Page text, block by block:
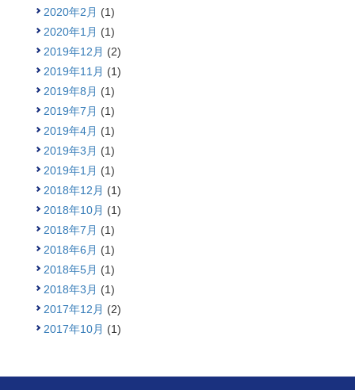
2020年2月 (1)
2020年1月 (1)
2019年12月 (2)
2019年11月 (1)
2019年8月 (1)
2019年7月 (1)
2019年4月 (1)
2019年3月 (1)
2019年1月 (1)
2018年12月 (1)
2018年10月 (1)
2018年7月 (1)
2018年6月 (1)
2018年5月 (1)
2018年3月 (1)
2017年12月 (2)
2017年10月 (1)